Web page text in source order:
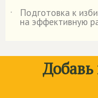
˙
Подготовка к
на эффективную
Добавь